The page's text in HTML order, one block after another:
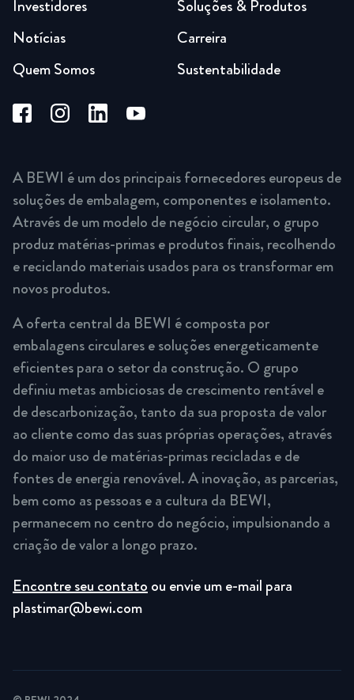
Soluções & Produtos
Carreira
Sustentabilidade
Investidores
Notícias
Quem Somos
A BEWI é um dos principais fornecedores europeus de
soluções de embalagem, componentes e isolamento.
Através de um modelo de negócio circular, o grupo
produz matérias-primas e produtos finais, recolhendo
e reciclando materiais usados para os transformar em
novos produtos.
A oferta central da BEWI é composta por
embalagens circulares e soluções energeticamente
eficientes para o setor da construção. O grupo
definiu metas ambiciosas de crescimento rentável e
de descarbonização, tanto da sua proposta de valor
ao cliente como das suas próprias operações, através
do maior uso de matérias-primas recicladas e de
fontes de energia renovável. A inovação, as parcerias,
bem como as pessoas e a cultura da BEWI,
permanecem no centro do negócio, impulsionando a
criação de valor a longo prazo.
Encontre seu contato ou envie um e-mail para
plastimar@bewi.com